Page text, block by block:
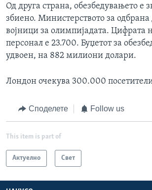
Од друга страна, обезбедувањето е
збиено. Министерството за одбрана
војници за олимпијадата. Цифрата
персонал е 23.700. Буџетот за
удвоен, на 882 милиони долари.
Лондон очекува 300.000
Споделете Follow us
This item is part of
Актуелно Свет